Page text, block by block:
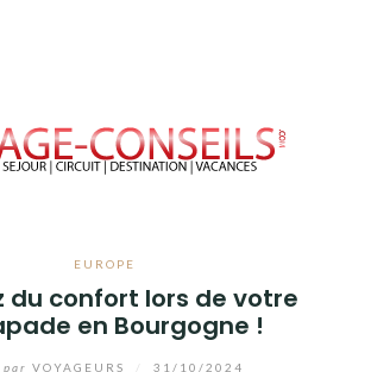
EUROPE
du confort lors de votre
en Bourgogne !
par VOYAGEURS 31/10/2024